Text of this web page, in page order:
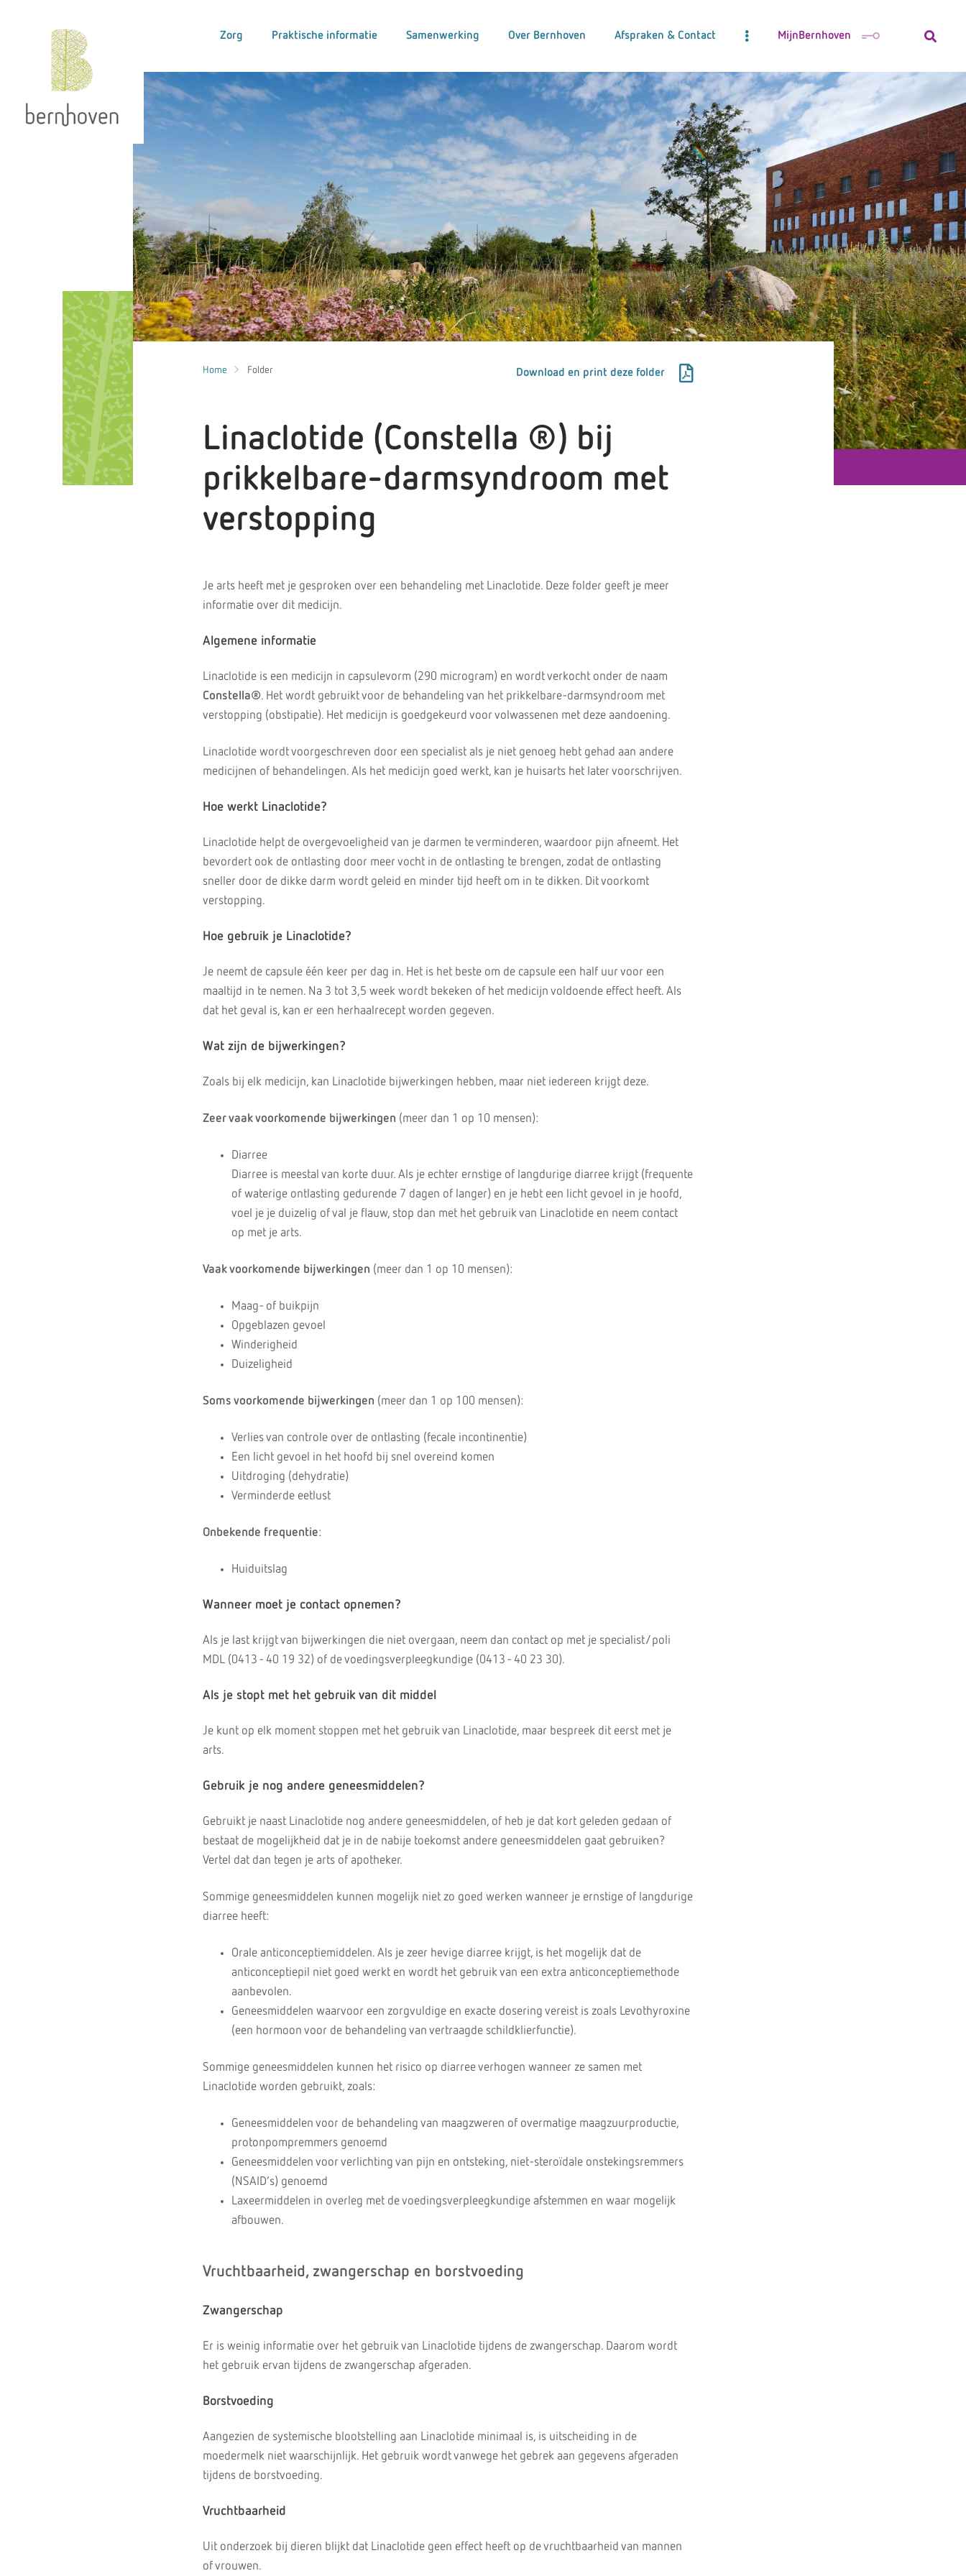
Zorg Praktische informatie Samenwerking Over Bernhoven Afspraken & Contact MijnBernhoven
Home Folder Download en print deze folder
Linaclotide (Constella ®) bij
prikkelbare-darmsyndroom met
verstopping
Je arts heeft met je gesproken over een behandeling met Linaclotide. Deze folder geeft je meer
informatie over dit medicijn.
Algemene informatie
Linaclotide is een medicijn in capsulevorm (290 microgram) en wordt verkocht onder de naam
Constella®. Het wordt gebruikt voor de behandeling van het prikkelbare-darmsyndroom met
verstopping (obstipatie). Het medicijn is goedgekeurd voor volwassenen met deze aandoening.
Linaclotide wordt voorgeschreven door een specialist als je niet genoeg hebt gehad aan andere
medicijnen of behandelingen. Als het medicijn goed werkt, kan je huisarts het later voorschrijven.
Hoe werkt Linaclotide?
Linaclotide helpt de overgevoeligheid van je darmen te verminderen, waardoor pijn afneemt. Het
bevordert ook de ontlasting door meer vocht in de ontlasting te brengen, zodat de ontlasting
sneller door de dikke darm wordt geleid en minder tijd heeft om in te dikken. Dit voorkomt
verstopping.
Hoe gebruik je Linaclotide?
Je neemt de capsule één keer per dag in. Het is het beste om de capsule een half uur voor een
maaltijd in te nemen. Na 3 tot 3,5 week wordt bekeken of het medicijn voldoende effect heeft. Als
dat het geval is, kan er een herhaalrecept worden gegeven.
Wat zijn de bijwerkingen?
Zoals bij elk medicijn, kan Linaclotide bijwerkingen hebben, maar niet iedereen krijgt deze.
Zeer vaak voorkomende bijwerkingen (meer dan 1 op 10 mensen):
Diarree
Diarree is meestal van korte duur. Als je echter ernstige of langdurige diarree krijgt (frequente
of waterige ontlasting gedurende 7 dagen of langer) en je hebt een licht gevoel in je hoofd,
voel je je duizelig of val je flauw, stop dan met het gebruik van Linaclotide en neem contact
op met je arts.
Vaak voorkomende bijwerkingen (meer dan 1 op 10 mensen):
Maag- of buikpijn
Opgeblazen gevoel
Winderigheid
Duizeligheid
Soms voorkomende bijwerkingen (meer dan 1 op 100 mensen):
Verlies van controle over de ontlasting (fecale incontinentie)
Een licht gevoel in het hoofd bij snel overeind komen
Uitdroging (dehydratie)
Verminderde eetlust
Onbekende frequentie:
Huiduitslag
Wanneer moet je contact opnemen?
Als je last krijgt van bijwerkingen die niet overgaan, neem dan contact op met je specialist/poli
MDL (0413 - 40 19 32) of de voedingsverpleegkundige (0413 - 40 23 30).
Als je stopt met het gebruik van dit middel
Je kunt op elk moment stoppen met het gebruik van Linaclotide, maar bespreek dit eerst met je
arts.
Gebruik je nog andere geneesmiddelen?
Gebruikt je naast Linaclotide nog andere geneesmiddelen, of heb je dat kort geleden gedaan of
bestaat de mogelijkheid dat je in de nabije toekomst andere geneesmiddelen gaat gebruiken?
Vertel dat dan tegen je arts of apotheker.
Sommige geneesmiddelen kunnen mogelijk niet zo goed werken wanneer je ernstige of langdurige
diarree heeft:
Orale anticonceptiemiddelen. Als je zeer hevige diarree krijgt, is het mogelijk dat de
anticonceptiepil niet goed werkt en wordt het gebruik van een extra anticonceptiemethode
aanbevolen.
Geneesmiddelen waarvoor een zorgvuldige en exacte dosering vereist is zoals Levothyroxine
(een hormoon voor de behandeling van vertraagde schildklierfunctie).
Sommige geneesmiddelen kunnen het risico op diarree verhogen wanneer ze samen met
Linaclotide worden gebruikt, zoals:
Geneesmiddelen voor de behandeling van maagzweren of overmatige maagzuurproductie,
protonpompremmers genoemd
Geneesmiddelen voor verlichting van pijn en ontsteking, niet-steroïdale onstekingsremmers
(NSAID’s) genoemd
Laxeermiddelen in overleg met de voedingsverpleegkundige afstemmen en waar mogelijk
afbouwen.
Vruchtbaarheid, zwangerschap en borstvoeding
Zwangerschap
Er is weinig informatie over het gebruik van Linaclotide tijdens de zwangerschap. Daarom wordt
het gebruik ervan tijdens de zwangerschap afgeraden.
Borstvoeding
Aangezien de systemische blootstelling aan Linaclotide minimaal is, is uitscheiding in de
moedermelk niet waarschijnlijk. Het gebruik wordt vanwege het gebrek aan gegevens afgeraden
tijdens de borstvoeding.
Vruchtbaarheid
Uit onderzoek bij dieren blijkt dat Linaclotide geen effect heeft op de vruchtbaarheid van mannen
of vrouwen.